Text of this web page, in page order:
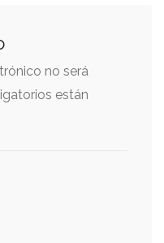
no será
están